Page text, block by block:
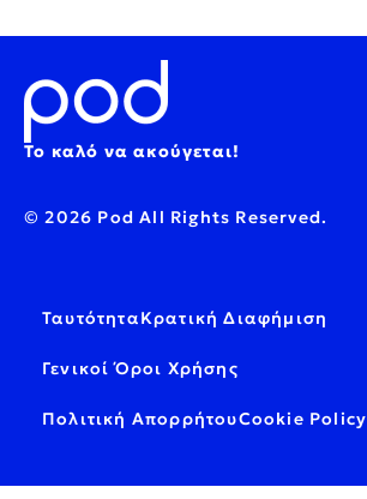
Το καλό να ακούγεται!
© 2026 Pod All Rights Reserved.
ΤαυτότηταΚρατική Διαφήμιση
Γενικοί Όροι Χρήσης
Πολιτική ΑπορρήτουCookie Policy